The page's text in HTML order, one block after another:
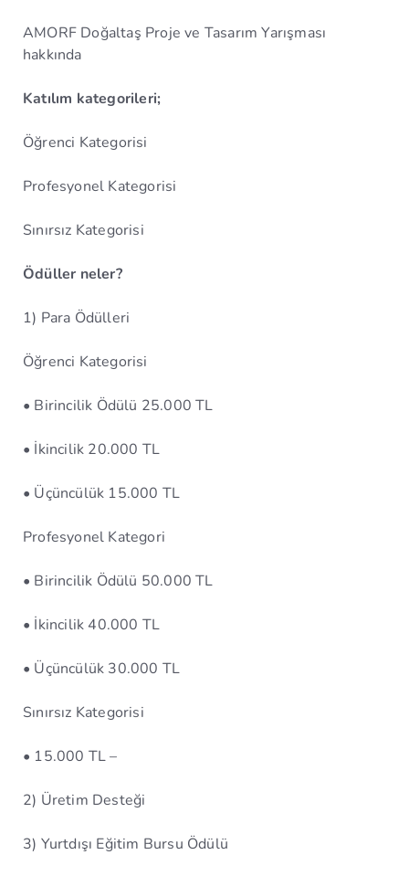
AMORF Doğaltaş Proje ve Tasarım Yarışması
hakkında
Katılım kategorileri;
Öğrenci Kategorisi
Profesyonel Kategorisi
Sınırsız Kategorisi
Ödüller neler?
1) Para Ödülleri
Öğrenci Kategorisi
• Birincilik Ödülü 25.000 TL
• İkincilik 20.000 TL
• Üçüncülük 15.000 TL
Profesyonel Kategori
• Birincilik Ödülü 50.000 TL
• İkincilik 40.000 TL
• Üçüncülük 30.000 TL
Sınırsız Kategorisi
• 15.000 TL –
2) Üretim Desteği
3) Yurtdışı Eğitim Bursu Ödülü